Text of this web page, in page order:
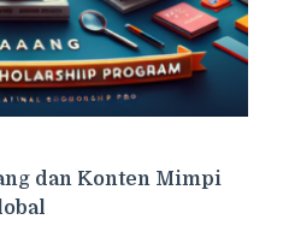
dan Konten Mimpi